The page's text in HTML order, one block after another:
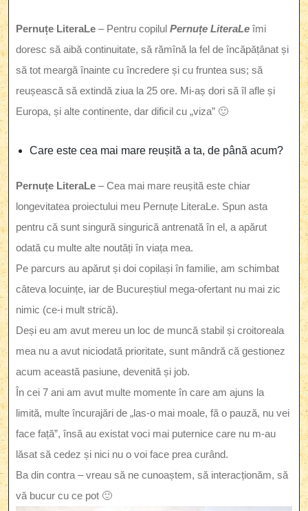
Pernuțe LiteraLe – Pentru copilul Pernuțe LiteraLe îmi
doresc să aibă continuitate, să rămînă la fel de încăpățânat și
să tot meargă înainte cu încredere și cu fruntea sus; să
reușească să extindă ziua la 25 ore. Mi-aș dori să îl afle și
Europa, și alte continente, dar dificil cu „viza” 🙂
Care este cea mai mare reușită a ta, de până acum?
Pernuțe LiteraLe – Cea mai mare reușită este chiar
longevitatea proiectului meu Pernuțe LiteraLe. Spun asta
pentru că sunt singură singurică antrenată în el, a apărut
odată cu multe alte noutăți în viața mea.
Pe parcurs au apărut și doi copilași în familie, am schimbat
câteva locuințe, iar de Bucureștiul mega-ofertant nu mai zic
nimic (ce-i mult strică).
Deși eu am avut mereu un loc de muncă stabil și croitoreala
mea nu a avut niciodată prioritate, sunt mândră că gestionez
acum această pasiune, devenită și job.
În cei 7 ani am avut multe momente în care am ajuns la
limită, multe încurajări de „las-o mai moale, fă o pauză, nu vei
face față”, însă au existat voci mai puternice care nu m-au
lăsat să cedez și nici nu o voi face prea curând.
Ba din contra – vreau să ne cunoaștem, să interacționăm, să
vă bucur cu ce pot 🙂